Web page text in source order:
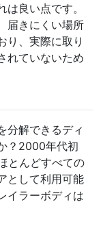
は良い点です。
届きにくい場所
り、実際に取り
れていないため
分解できるディ
？2000年代初
とんどすべての
として利用可能
イラーボディは